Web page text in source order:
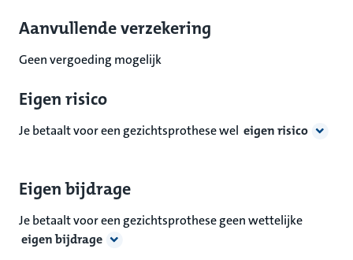
Aanvullende verzekering
Geen vergoeding mogelijk
Eigen risico
Je betaalt voor een gezichtsprothese wel eigen risico
Eigen bijdrage
Je betaalt voor een gezichtsprothese geen wettelijke
eigen bijdrage